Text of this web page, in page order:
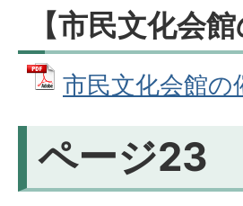
【市民文化会館
市民文化会館
ページ23